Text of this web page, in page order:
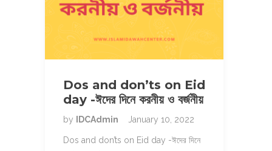
Dos and don’ts on Eid
day -ঈদের দিনে করনীয় ও বর্জনীয়
by IDCAdmin January 10, 2022
Dos and don’ts on Eid day -ঈদের দিনে